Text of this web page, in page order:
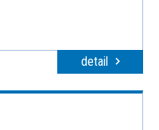
detail